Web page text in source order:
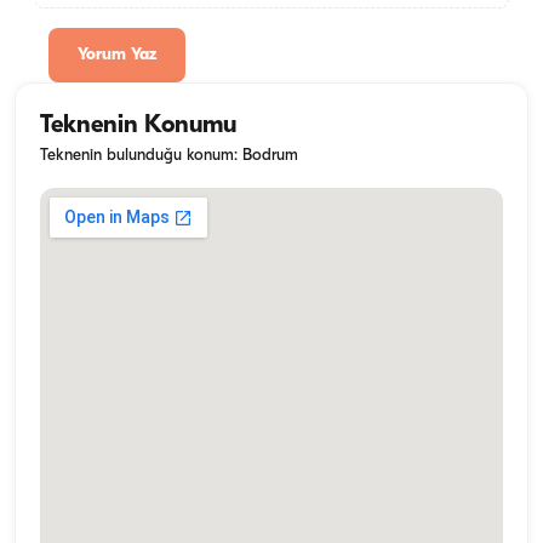
Yorum Yaz
Teknenin Konumu
Teknenin bulunduğu konum: Bodrum